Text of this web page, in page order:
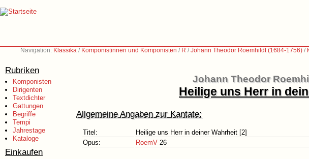
Navigation: Klassika / Komponistinnen und Komponisten / R /Johann Theodor Roemhildt (1684-1756) /
Rubriken
Komponisten
Dirigenten
Textdichter
Gattungen
Begriffe
Tempi
Jahrestage
Kataloge
Einkaufen
Johann Theodor
Heilige uns Herr in
Allgemeine Angaben zur Kantate:
Titel:
Heilige uns Herr in deiner Wahrheit [2]
Opus:
RoemV 26